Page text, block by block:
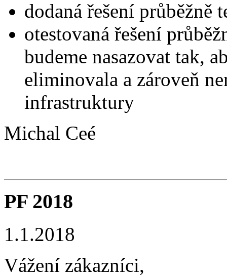
dodaná řešení průběžně
otestovaná řešení
budeme nasazovat tak,
eliminovala a zároveň
infrastruktury
Michal Ceé
PF 2018
1.1.2018
Vážení zákazníci,